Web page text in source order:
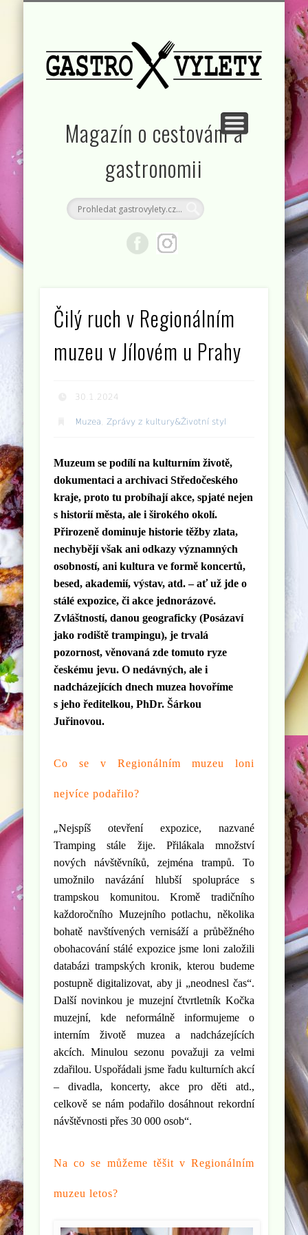
Magazín o cestování a
gastronomii
Čilý ruch v Regionálním
muzeu v Jílovém u Prahy
30.1.2024
Muzea Zprávy z kultury&Životní styl
Muzeum se podílí na kulturním životě,
dokumentaci a archivaci Středočeského
kraje, proto tu probíhají akce, spjaté nejen
s historií města, ale i širokého okolí.
Přirozeně dominuje historie těžby zlata,
nechybějí však ani odkazy významných
osobností, ani kultura ve formě koncertů,
besed, akademií, výstav, atd. – ať už jde o
stálé expozice, či akce jednorázové.
Zvláštností, danou geograficky (Posázaví
jako rodiště trampingu), je trvalá
pozornost, věnovaná zde tomuto ryze
českému jevu. O nedávných, ale i
nadcházejících dnech muzea hovoříme
s jeho ředitelkou, PhDr. Šárkou
Juřinovou.
Co se v Regionálním muzeu loni
nejvíce podařilo?
„Nejspíš otevření expozice, nazvané
Tramping stále žije. Přilákala množství
nových návštěvníků, zejména trampů. To
umožnilo navázání hlubší spolupráce s
trampskou komunitou. Kromě tradičního
každoročního Muzejního potlachu, několika
bohatě navštívených vernisáží a průběžného
obohacování stálé expozice jsme loni založili
databázi trampských kronik, kterou budeme
postupně digitalizovat, aby ji „neodnesl čas“.
Další novinkou je muzejní čtvrtletník Kočka
muzejní, kde neformálně informujeme o
interním životě muzea a nadcházejících
akcích. Minulou sezonu považuji za velmi
zdařilou. Uspořádali jsme řadu kulturních akcí
– divadla, koncerty, akce pro děti atd.,
celkově se nám podařilo dosáhnout rekordní
návštěvnosti přes 30 000 osob“.
Na co se můžeme těšit v Regionálním
muzeu letos?